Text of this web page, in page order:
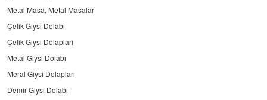
Metal Masa, Metal Masalar
Çelik Giysi Dolabı
Çelik Giysi Dolapları
Metal Giysi Dolabı
Meral Giysi Dolapları
Demir Giysi Dolabı